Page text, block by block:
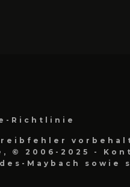
Richtlinie
2006-2025 -
Maybach sowie